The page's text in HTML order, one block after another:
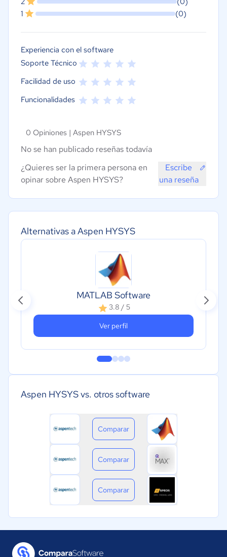
Alternativas a Aspen HYSYS
MATLAB Software
3.8 / 5
Ver perfil
Aspen HYSYS vs. otros software
Comparar
Comparar
Comparar
1
(0)
Experiencia con el software
Soporte Técnico
Facilidad de uso
Funcionalidades
0 Opiniones | Aspen HYSYS
No se han publicado reseñas todavía
¿Quieres ser la primera persona en
opinar sobre Aspen HYSYS?
Escribe
una reseña